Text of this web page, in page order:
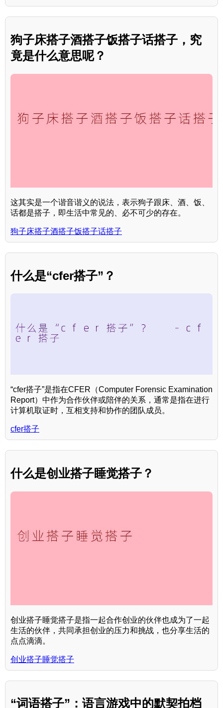
狗子床搭子酒搭子饭搭子话搭子，究
竟是什么意思呢？
这其实是一个谐音谐义的说法，表示狗子跟床、酒、饭、
话都是搭子，即生活中常见的、必不可少的存在。
狗子床搭子酒搭子饭搭子话搭子
什么是“cfer搭子”？
“cfer搭子”是指在CFER（Computer Forensic Examination
Report）中作为合作伙伴或陪伴的关系，通常是指在进行
计算机取证时，互相支持和协作的团队成员。
cfer搭子
什么是创业搭子睡觉搭子？
创业搭子睡觉搭子是指一起合作创业的伙伴也成为了一起
生活的伙伴，共同承担创业的压力和挑战，也分享生活的
点点滴滴。
创业搭子睡觉搭子
“词语搭子”：语言游戏中的默契拍档